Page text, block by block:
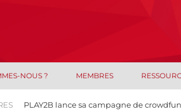
NOUS ? MEMBRES
PLAY2B lance sa campagne de